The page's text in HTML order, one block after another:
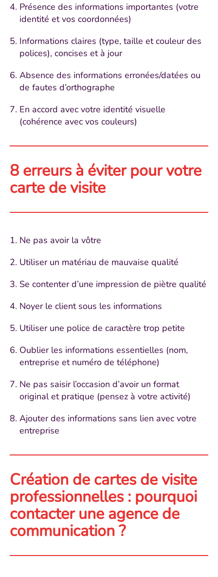
Présence des informations importantes (votre
identité et vos coordonnées)
Informations claires (type, taille et couleur des
polices), concises et à jour
Absence des informations erronées/datées ou
de fautes d’orthographe
En accord avec votre identité visuelle
(cohérence avec vos couleurs)
8 erreurs à éviter pour votre
carte de visite
Ne pas avoir la vôtre
Utiliser un matériau de mauvaise qualité
Se contenter d’une impression de piètre qualité
Noyer le client sous les informations
Utiliser une police de caractère trop petite
Oublier les informations essentielles (nom,
entreprise et numéro de téléphone)
Ne pas saisir l’occasion d’avoir un format
original et pratique (pensez à votre activité)
Ajouter des informations sans lien avec votre
entreprise
Création de cartes de visite
professionnelles : pourquoi
contacter une agence de
communication ?